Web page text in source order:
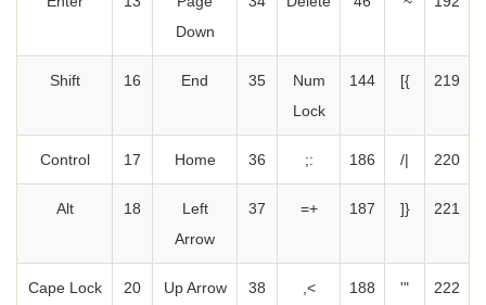
Down
Shift 16 End 35
Num
Lock
144 [{ 219
Control 17 Home 36 ;: 186 /| 220
Alt 18
Left
Arrow
37 =+ 187 ]} 221
Cape Lock 20 Up Arrow 38 ,< 188 '" 222